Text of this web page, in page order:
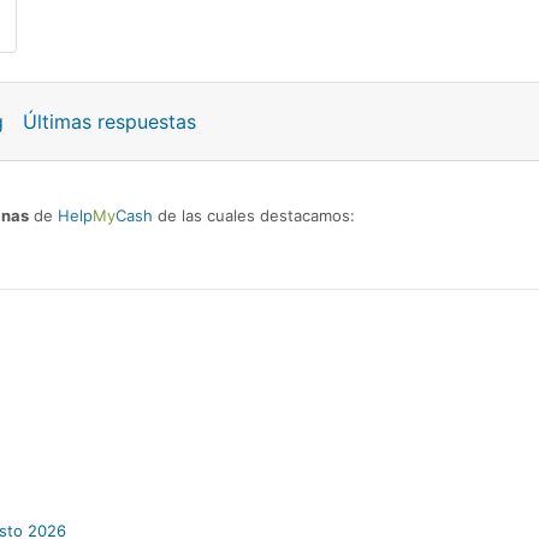
Últimas respuestas
de HelpMyCash de las cuales destacamos:
2026